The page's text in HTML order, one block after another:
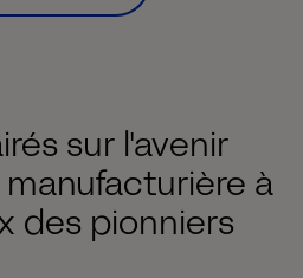
sur l'avenir
à
des pionniers